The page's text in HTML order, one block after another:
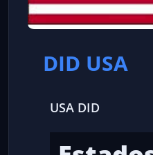
DID USA
USA DID